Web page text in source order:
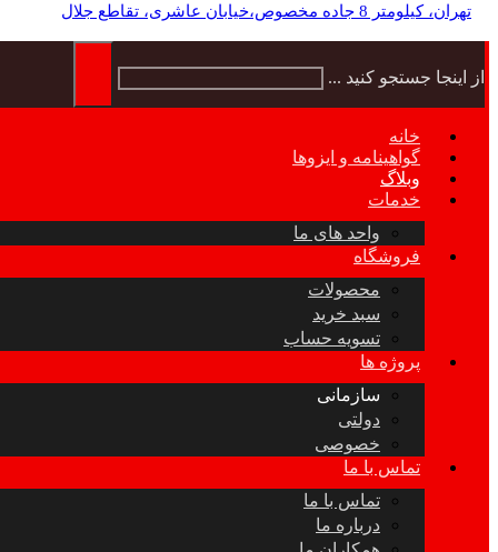
تهران، کیلومتر 8 جاده مخصوص،خیابان عاشری، تقاطع جلال
از اینجا جستجو کنید ...
خانه
گواهینامه و ایزوها
وبلاگ
خدمات
واحد های ما
فروشگاه
محصولات
سبد خرید
تسویه حساب
پروژه ها
سازمانی
دولتی
خصوصی
تماس با ما
تماس با ما
درباره ما